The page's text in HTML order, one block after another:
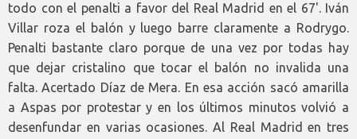
todo con el penalti a favor del Real Madrid en el 67'. Iván
Villar roza el balón y luego barre claramente a Rodrygo.
Penalti bastante claro porque de una vez por todas hay
que dejar cristalino que tocar el balón no invalida una
falta. Acertado Díaz de Mera. En esa acción sacó amarilla
a Aspas por protestar y en los últimos minutos volvió a
desenfundar en varias ocasiones. Al Real Madrid en tres